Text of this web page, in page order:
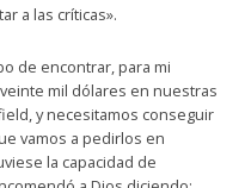
a las críticas».
de encontrar, para mi
mil dólares en nuestras
y necesitamos conseguir
vamos a pedirlos en
la capacidad de